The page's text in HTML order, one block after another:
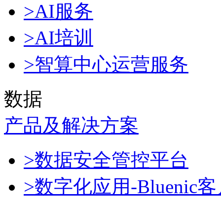
>AI服务
>AI培训
>智算中心运营服务
数据
产品及解决方案
>数据安全管控平台
>数字化应用-Bluenic